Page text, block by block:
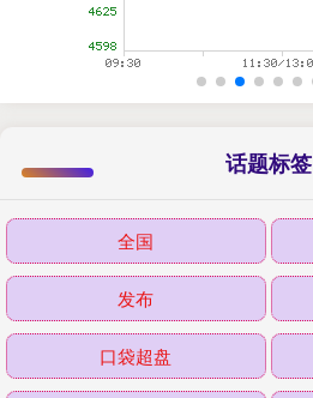
话题标签
全国
发布
口袋超盘